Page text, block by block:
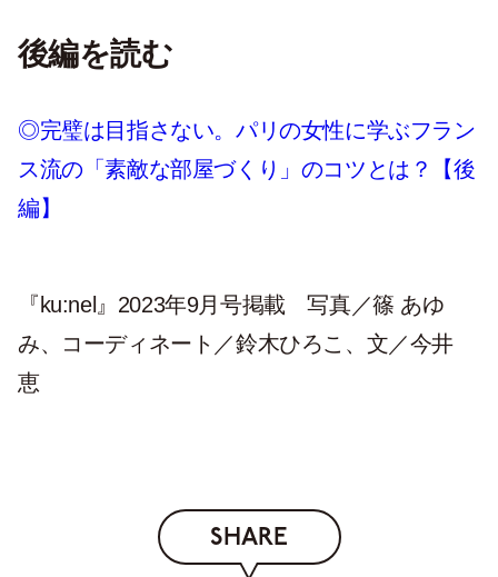
後編を読む
◎完璧は目指さない。パリの女性に学ぶフラン
ス流の「素敵な部屋づくり」のコツとは？【後
編】
『ku:nel』2023年9月号掲載 写真／篠 あゆ
み、コーディネート／鈴木ひろこ、文／今井
恵
SHARE